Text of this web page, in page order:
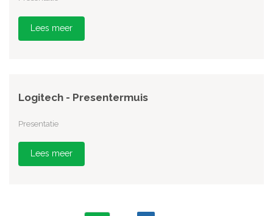
Lees meer
Logitech - Presentermuis
Presentatie
Lees meer